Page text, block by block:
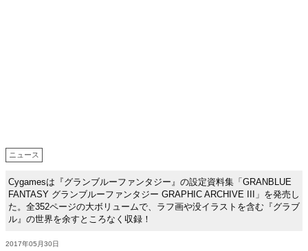
ニュース
Cygamesは『グランブルーファンタジー』の設定資料集「GRANBLUE
FANTASY グランブルーファンタジー GRAPHIC ARCHIVE III」を発売し
た。全352ページの大ボリュームで、ラフ画や没イラストを含む『グラブ
ル』の世界を余すところなく収録！
2017年05月30日